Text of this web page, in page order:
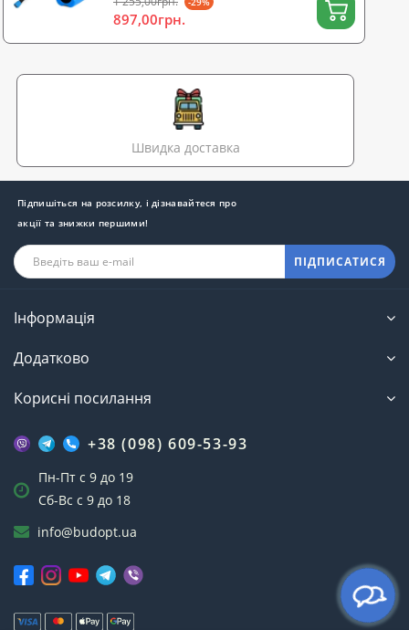
897,00грн.
Швидка доставка
Підпишіться на розсилку, і дізнавайтеся про
акції та знижки першими!
ПІДПИСАТИСЯ
Інформація
Додатково
Корисні посилання
+38 (098) 609-53-93
Пн-Пт с 9 до 19
Сб-Вс с 9 до 18
info@budopt.ua